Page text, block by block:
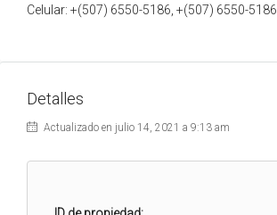
Celular: +(507) 6550-5186, +(507) 6550-5186
Detalles
Actualizado en julio 14, 2021 a 9:13 am